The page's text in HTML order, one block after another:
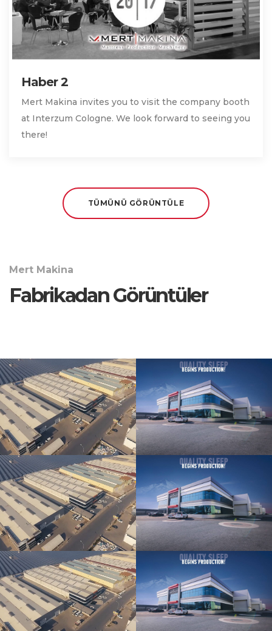
Haber 2
Mert Makina invites you to visit the company booth
at Interzum Cologne. We look forward to seeing you
there!
TÜMÜNÜ GÖRÜNTÜLE
Mert Makina
Fabrikadan Görüntüler